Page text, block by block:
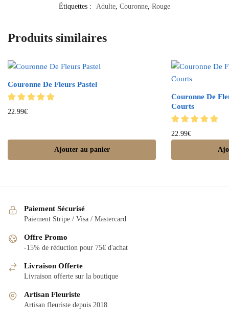
Étiquettes :
Adulte, Couronne, Rouge
Produits similaires
Couronne De Fleurs Pastel
22.99€
Ajouter au panier
Couronne De
Courts
22.99€
Paiement Sécurisé
Paiement Stripe / Visa / Mastercard
Offre Promo
-15% de réduction pour 75€ d'achat
Livraison Offerte
Livraison offerte sur la boutique
Artisan Fleuriste
Artisan fleuriste depuis 2018